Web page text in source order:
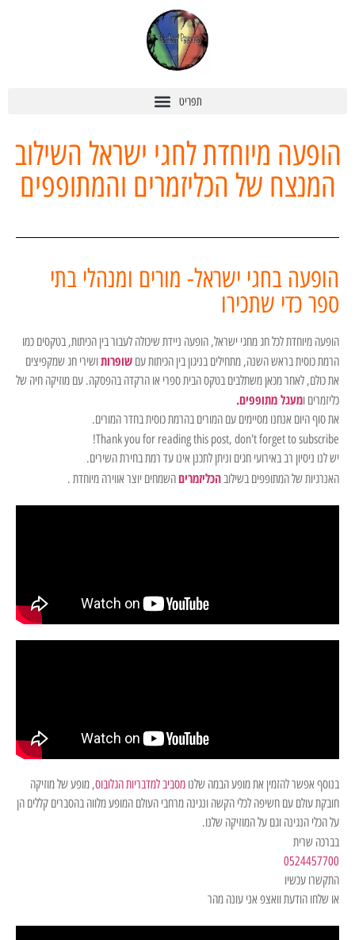
הופעה מיוחדת לחגי ישראל השילוב
המנצח של הכליזמרים והמתופפים
הופעה בחגי ישראל- מורים ומנהלי בתי
ספר כדי שתכירו
הופעה מיוחדת לכל חג מחגי ישראל, הופעה ניידת שיכולה לעבור בין הכיתות, בטקסים כמו
הרמת כוסית בראש השנה, מתחילים בניגון בין הכיתות עם שופרותושירי חג שמקפיצים
את כולם, לאחר מכאן משתלבים בטקס הבית ספרי או הרקדה בהפסקה. עם מוזיקה חיה של
כליזמרים ומעגל מתופפים.
את סוף היום אנחנו מסיימים עם המורים בהרמת כוסית בחדר המורים.
Thank you for reading this post, don't forget to subscribe!
יש לנו ניסיון רב באירועי חגים וניתן לתכנן אינו עד רמת בחירת השירים.
האנרגיות של המתופפים בשילובהכליזמרים השמחים יוצר אווירה מיוחדת .
בנוסף אפשר להזמין את מופע הבמה שלנו מסביב למדבריות הגלובוס, מופע של מוזיקה
חובקת עולם עם חשיפה לכלי הקשה ונגינה מרחבי העולם המופע מלווה בהסברים קללים הן
על הכלי הנגינה וגם על המוזיקה שלנו.
בברכה שרית
0524457700
התקשרו עכשיו
או שלחו הודעת וואצפ אני עונה מהר